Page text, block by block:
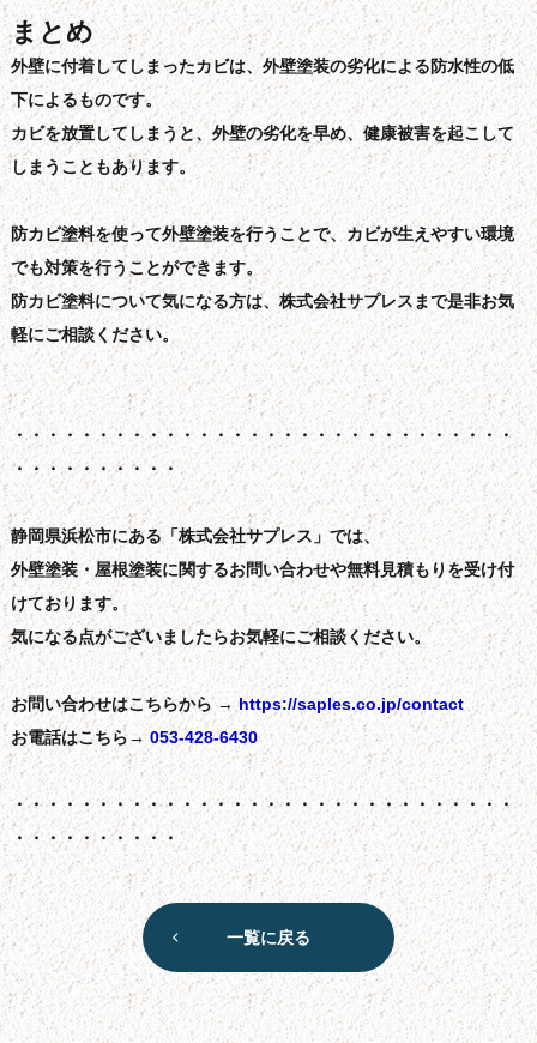
まとめ
外壁に付着してしまったカビは、外壁塗装の劣化による防水性の低
下によるものです。
カビを放置してしまうと、外壁の劣化を早め、健康被害を起こして
しまうこともあります。
防カビ塗料を使って外壁塗装を行うことで、カビが生えやすい環境
でも対策を行うことができます。
防カビ塗料について気になる方は、株式会社サプレスまで是非お気
軽にご相談ください。
・・・・・・・・・・・・・・・・・・・・・・・・・・・・・・
・・・・・・・・・・
静岡県浜松市にある「株式会社サプレス」では、
外壁塗装・屋根塗装に関するお問い合わせや無料見積もりを受け付
けております。
気になる点がございましたらお気軽にご相談ください。
お問い合わせはこちらから →https://saples.co.jp/contact
お電話はこちら→053-428-6430
・・・・・・・・・・・・・・・・・・・・・・・・・・・・・・
・・・・・・・・・・
一覧に戻る